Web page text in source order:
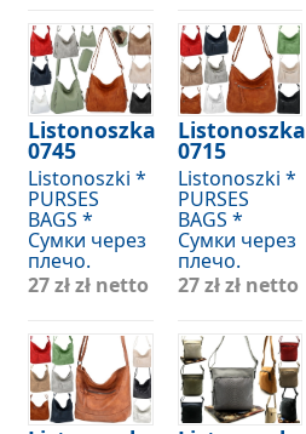
Listonoszka
0745
Listonoszki *
PURSES
BAGS *
Сумки через
плечо.
27 złzł netto
Listonoszka
0715
Listonoszki *
PURSES
BAGS *
Сумки через
плечо.
27 złzł netto